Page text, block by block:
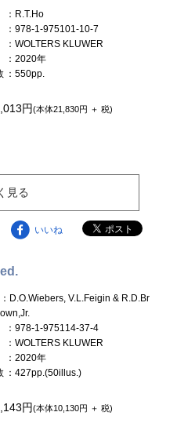
：R.T.Ho
：978-1-975101-10-7
：WOLTERS KLUWER
：2020年
：550pp.
円(本体21,830円 ＋ 税)
見る
いいね
：D.O.Wiebers, V.L.Feigin & R.D.Br
own,Jr.
：978-1-975114-37-4
：WOLTERS KLUWER
：2020年
：427pp.(50illus.)
円(本体10,130円 ＋ 税)